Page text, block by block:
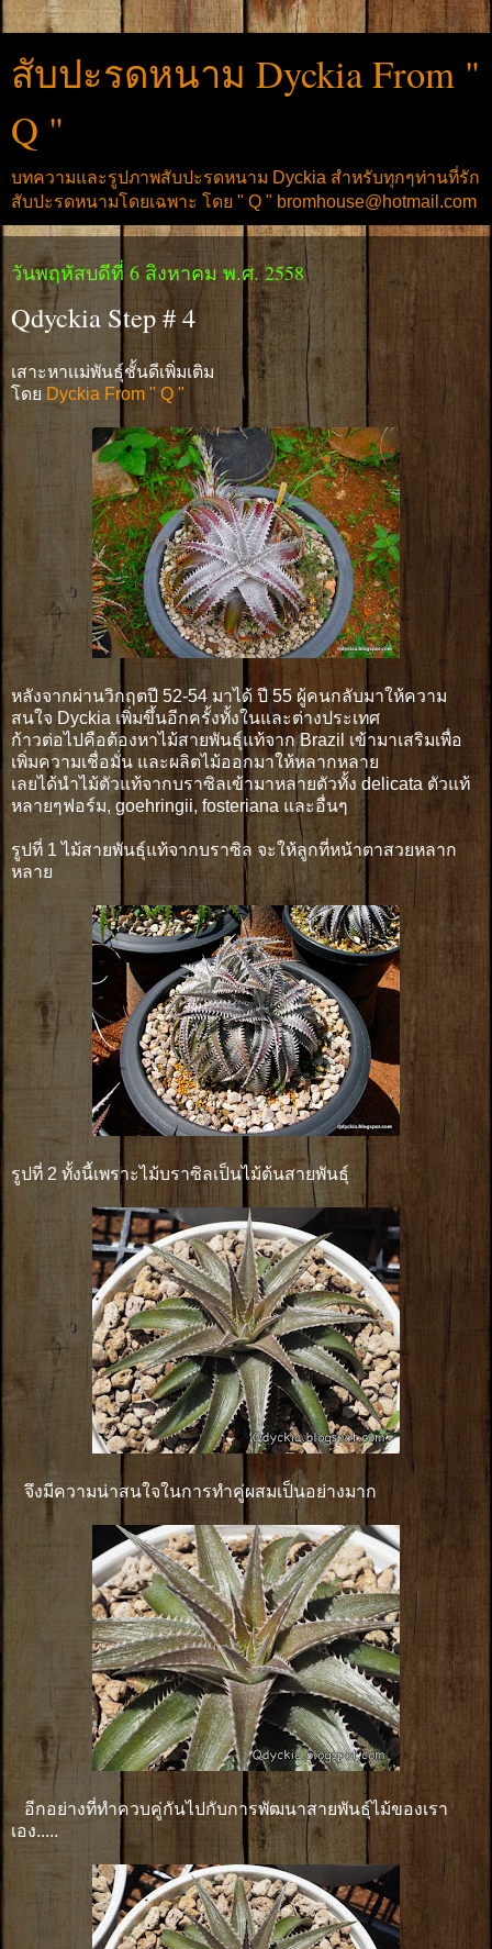
สับปะรดหนาม Dyckia From "
Q "
บทความและรูปภาพสับปะรดหนาม Dyckia สำหรับทุกๆท่านที่รัก
สับปะรดหนามโดยเฉพาะ โดย " Q " bromhouse@hotmail.com
วันพฤหัสบดีที่ 6 สิงหาคม พ.ศ. 2558
Qdyckia Step # 4
เสาะหาเเม่พันธุ์ชั้นดีเพิ่มเติม
โดย Dyckia From " Q "
หลังจากผ่านวิกฤตปี 52-54 มาได้ ปี 55 ผู้คนกลับมาให้ความ
สนใจ Dyckia เพิ่มขึ้นอีกครั้งทั้งในและต่างประเทศ
ก้าวต่อไปคือต้องหาไม้สายพันธุ์แท้จาก Brazil เข้ามาเสริมเพื่อ
เพิ่มความเชื่อมั่น และผลิตไม้ออกมาให้หลากหลาย
เลยได้นำไม้ตัวแท้จากบราซิลเข้ามาหลายตัวทั้ง delicata ตัวแท้
หลายๆฟอร์ม, goehringii, fosteriana และอื่นๆ
รูปที่ 1 ไม้สายพันธุ์แท้จากบราซิล จะให้ลูกที่หน้าตาสวยหลาก
หลาย
รูปที่ 2 ทั้งนี้เพราะไม้บราซิลเป็นไม้ต้นสายพันธุ์
จึงมีความน่าสนใจในการทำคู่ผสมเป็นอย่างมาก
อีกอย่างที่ทำควบคู่กันไปกับการพัฒนาสายพันธุ์ไม้ของเรา
เอง.....